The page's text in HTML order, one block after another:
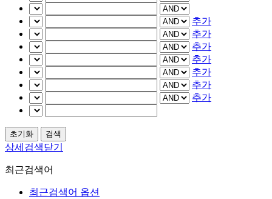
추가
추가
추가
추가
추가
추가
추가
상세검색닫기
최근검색어
최근검색어 옵션